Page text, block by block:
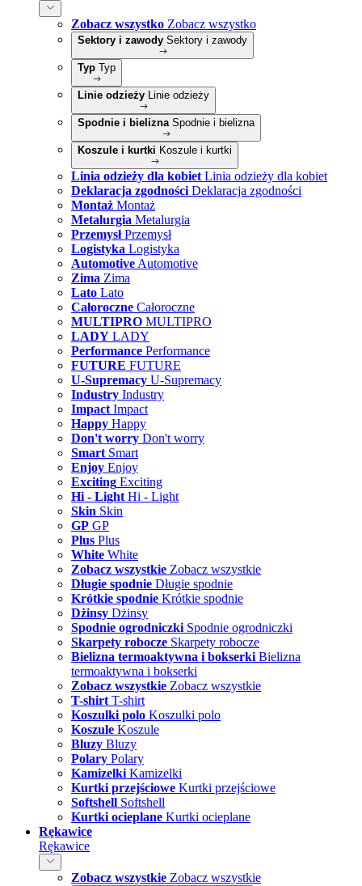
Zobacz wszystko Zobacz wszystko
Sektory i zawody Sektory i zawody
Typ Typ
Linie odzieży Linie odzieży
Spodnie i bielizna Spodnie i bielizna
Koszule i kurtki Koszule i kurtki
Linia odzieży dla kobiet Linia odzieży dla kobiet
Deklaracja zgodności Deklaracja zgodności
Montaż Montaż
Metalurgia Metalurgia
Przemysł Przemysł
Logistyka Logistyka
Automotive Automotive
Zima Zima
Lato Lato
Całoroczne Całoroczne
MULTIPRO MULTIPRO
LADY LADY
Performance Performance
FUTURE FUTURE
U-Supremacy U-Supremacy
Industry Industry
Impact Impact
Happy Happy
Don't worry Don't worry
Smart Smart
Enjoy Enjoy
Exciting Exciting
Hi - Light Hi - Light
Skin Skin
GP GP
Plus Plus
White White
Zobacz wszystkie Zobacz wszystkie
Długie spodnie Długie spodnie
Krótkie spodnie Krótkie spodnie
Dżinsy Dżinsy
Spodnie ogrodniczki Spodnie ogrodniczki
Skarpety robocze Skarpety robocze
Bielizna termoaktywna i bokserki Bielizna
termoaktywna i bokserki
Zobacz wszystkie Zobacz wszystkie
T-shirt T-shirt
Koszulki polo Koszulki polo
Koszule Koszule
Bluzy Bluzy
Polary Polary
Kamizelki Kamizelki
Kurtki przejściowe Kurtki przejściowe
Softshell Softshell
Kurtki ocieplane Kurtki ocieplane
Rękawice
Rękawice
Zobacz wszystkie Zobacz wszystkie